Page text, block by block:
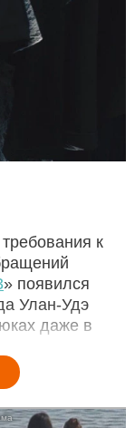
к
» появился
Улан-Удэ
даже в